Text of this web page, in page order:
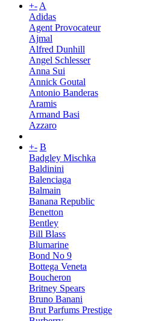
+-A
Adidas
Agent Provocateur
Ajmal
Alfred Dunhill
Angel Schlesser
Anna Sui
Annick Goutal
Antonio Banderas
Aramis
Armand Basi
Azzaro
+- B
Badgley Mischka
Baldinini
Balenciaga
Balmain
Banana Republic
Benetton
Bentley
Bill Blass
Blumarine
Bond No 9
Bottega Veneta
Boucheron
Britney Spears
Bruno Banani
Brut Parfums Prestige